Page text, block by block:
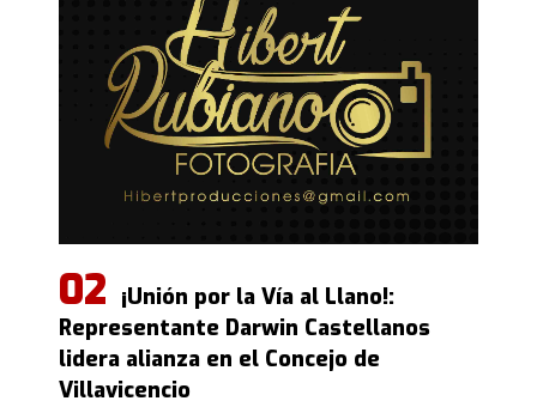
¡Unión por la Vía al Llano!:
Representante Darwin Castellanos
lidera alianza en el Concejo de
Villavicencio